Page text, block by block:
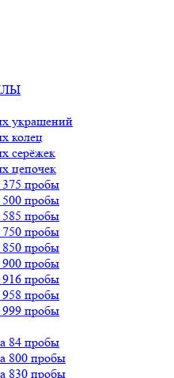
украшений
колец
серёжек
цепочек
375 пробы
500 пробы
585 пробы
750 пробы
850 пробы
900 пробы
916 пробы
958 пробы
999 пробы
84 пробы
800 пробы
830 пробы